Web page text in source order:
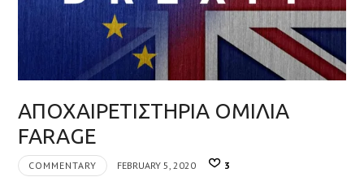
ΑΠΟΧΑΙΡΕΤΙΣΤΗΡΙΑ ΟΜΙΛΙΑ
FARAGE
COMMENTARY FEBRUARY 5, 2020 3